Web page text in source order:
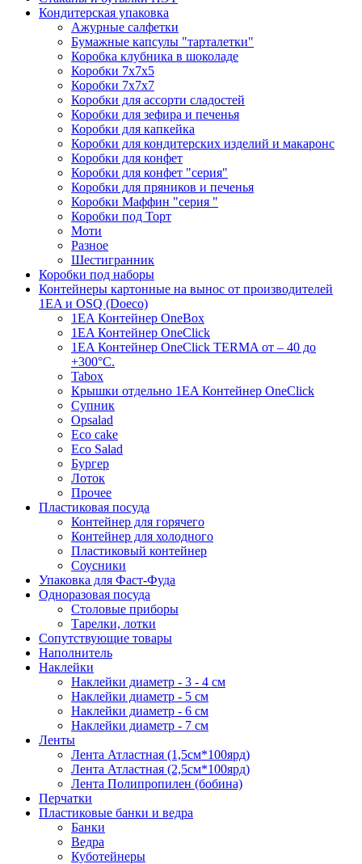
Кондитерская упаковка
Ажурные салфетки
Бумажные капсулы "тарталетки"
Коробка клубника в шоколаде
Коробки 7х7х5
Коробки 7х7х7
Коробки для ассорти сладостей
Коробки для зефира и печенья
Коробки для капкейка
Коробки для кондитерских изделий и макаронс
Коробки для конфет
Коробки для конфет "серия"
Коробки для пряников и печенья
Коробки Маффин "серия "
Коробки под Торт
Моти
Разное
Шестигранник
Коробки под наборы
Контейнеры картонные на вынос от производителей
1EA и OSQ (Doeco)
1EA Контейнер OneBox
1EA Контейнер OneClick
1EA Контейнер OneClick TERMA от – 40 до
+300°C.
Tabox
Крышки отдельно 1EA Контейнер OneClick
Супник
Opsalad
Eco cake
Eco Salad
Бургер
Лоток
Прочее
Пластиковая посуда
Контейнер для горячего
Контейнер для холодного
Пластиковый контейнер
Соусники
Упаковка для Фаст-Фуда
Одноразовая посуда
Столовые приборы
Тарелки, лотки
Сопутствующие товары
Наполнитель
Наклейки
Наклейки диаметр - 3 - 4 см
Наклейки диаметр - 5 см
Наклейки диаметр - 6 см
Наклейки диаметр - 7 см
Ленты
Лента Атластная (1,5см*100ярд)
Лента Атластная (2,5см*100ярд)
Лента Полипропилен (бобина)
Перчатки
Пластиковые банки и ведра
Банки
Ведра
Куботейнеры